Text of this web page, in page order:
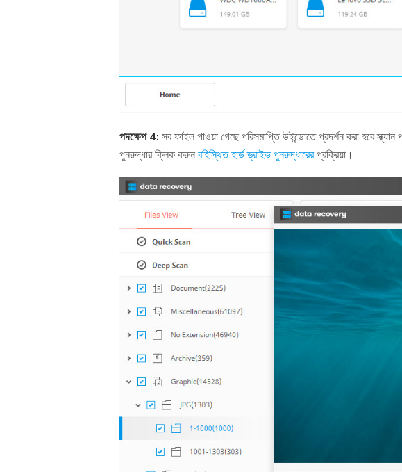
পদক্ষেপ 4: সব ফাইল পাওয়া গেছে পরিসমাপ্তি উইন্ডোতে প্রদর্শন করা হবে
পুনরুদ্ধার ক্লিক করুন বহিস্থিত হার্ড ড্রাইভ পুনরুদ্ধারেরপ্রক্রিয়া।